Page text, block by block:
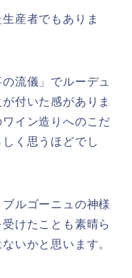
産者でもありま
流儀」でルーデュ
付いた感がありま
イン造りへのこだ
く思うほどでし
ルゴーニュの神様
けたことも素晴ら
いかと思います。